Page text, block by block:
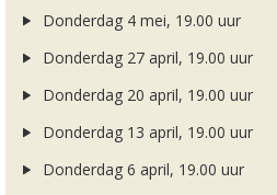
Donderdag 4 mei, 19.00 uur
Donderdag 27 april, 19.00 uur
Donderdag 20 april, 19.00 uur
Donderdag 13 april, 19.00 uur
Donderdag 6 april, 19.00 uur